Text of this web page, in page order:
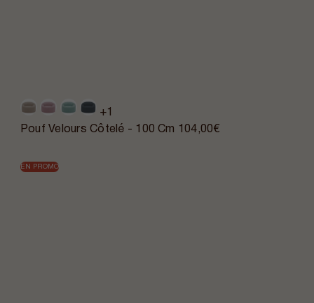
+1
Pouf Velours Côtelé - 100 Cm 104,00€
EN PROMO